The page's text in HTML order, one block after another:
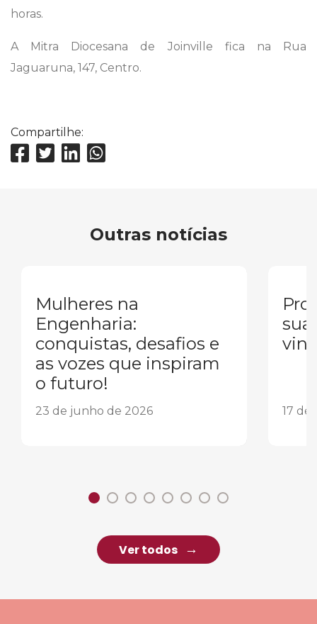
horas.
A Mitra Diocesana de Joinville fica na Rua
Jaguaruna, 147, Centro.
Compartilhe:
Outras notícias
Mulheres na
Engenharia:
conquistas, desafios e
as vozes que inspiram
o futuro!
23 de junho de 2026
sua
17 de
Ver todos